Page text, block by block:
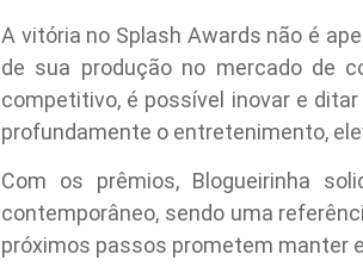
A vitória no Splash Awards não é
de sua produção no mercado de
competitivo, é possível inovar e
profundamente o entretenimento,
Com os prêmios, Blogueirinha
contemporâneo, sendo uma
próximos passos prometem manter